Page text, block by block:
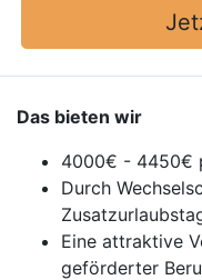
Das bieten wir
4000€ - 4450€
Durch
Eine attraktive
geförderter